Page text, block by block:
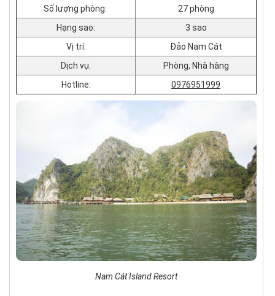
Số lượng phòng:
27 phòng
Hạng sao:
3 sao
Vị trí:
Đảo Nam Cát
Dịch vụ:
Phòng, Nhà hàng
Hotline:
0976951999
Nam Cát Island Resort